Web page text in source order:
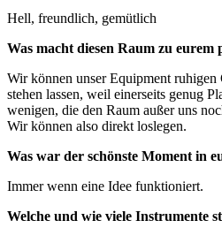
Hell, freundlich, gemütlich
Was macht diesen Raum zu
Wir können unser Equipment ruhigen
stehen lassen, weil einerseits genug
wenigen, die den Raum außer uns
Wir können also direkt loslegen.
Was war der schönste Moment in
Immer wenn eine Idee funktioniert.
Welche und wie viele Instrumente